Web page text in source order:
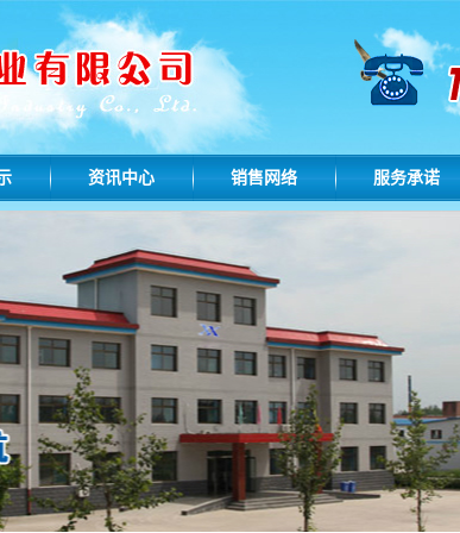
资讯中心 销售网络 服务承诺